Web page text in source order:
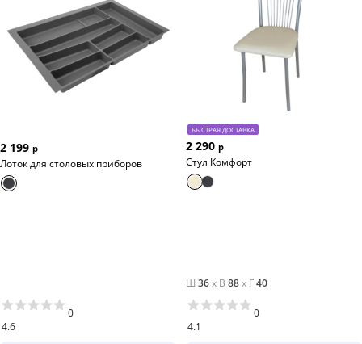
2 199 р
Лоток для столовых приборов
4.6
0
БЫСТРАЯ ДОСТАВКА
2 290 р
Стул Комфорт
Ш 36x В 88x Г40
4.1
0